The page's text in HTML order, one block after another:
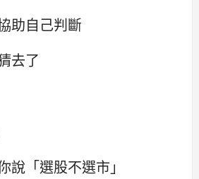
助自己判斷
去了
說「選股不選市」